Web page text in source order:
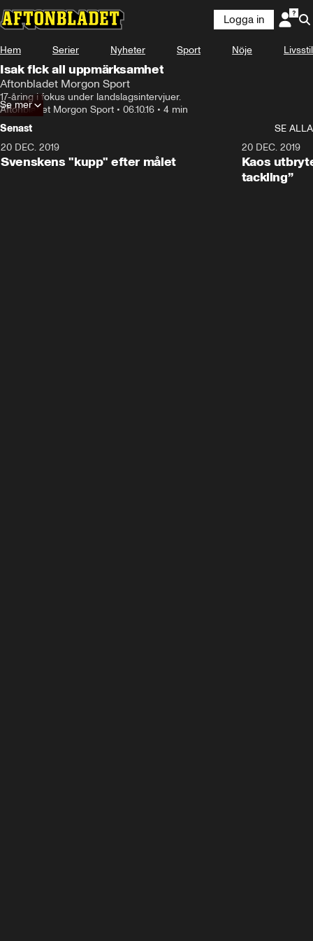
Logga in
Hem Serier Nyheter Sport Nöje Livsstil
Isak fick all uppmärksamhet
Aftonbladet Morgon Sport
17-åring i fokus under landslagsintervjuer.
Aftonbladet Morgon Sport • 06.10.16 • 4 min
Se mer
Senast
SE ALLA
20 DEC. 2019
Svenskens "kupp" efter målet
20 DEC. 2019
Kaos
tackling”